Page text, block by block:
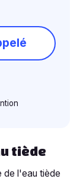
tiède
de l'eau tiède